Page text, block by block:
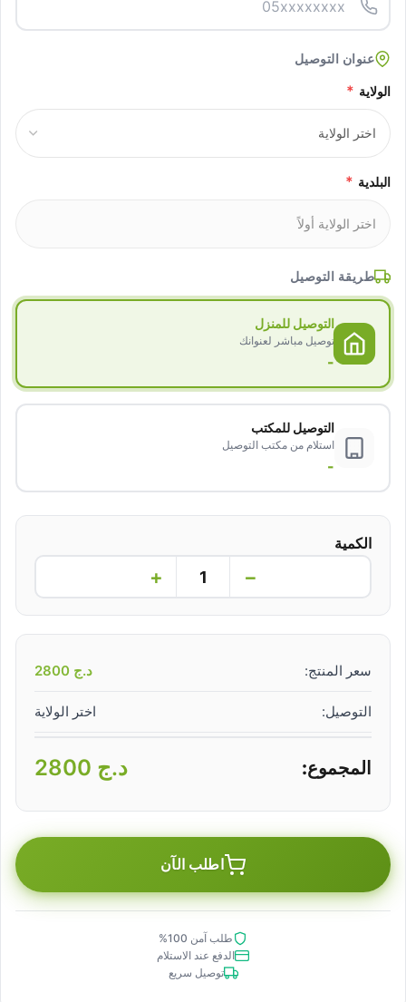
عنوان التوصيل
الولاية *
البلدية *
طريقة التوصيل
التوصيل للمنزل
توصيل مباشر لعنوانك
-
التوصيل للمكتب
استلام من مكتب التوصيل
-
الكمية
−
+
سعر المنتج: د.ج
التوصيل: اختر الولاية
المجموع: د.ج
اطلب الآن
طلب آمن 100%
الدفع عند الاستلام
توصيل سريع